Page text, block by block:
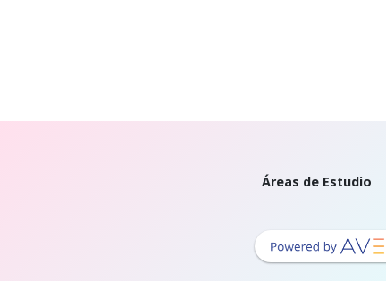
Áreas de Estudio